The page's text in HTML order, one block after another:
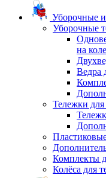
Уборочные
Уборочные
на
Ведра
Тележки
Комплекты
Колёса для